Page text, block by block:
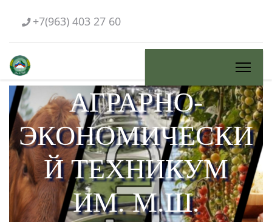
+7(963) 403 27 60
АГРАРНО-
ЭКОНОМИЧЕСКИ
Й ТЕХНИКУМ
ИМ. М.Ш.